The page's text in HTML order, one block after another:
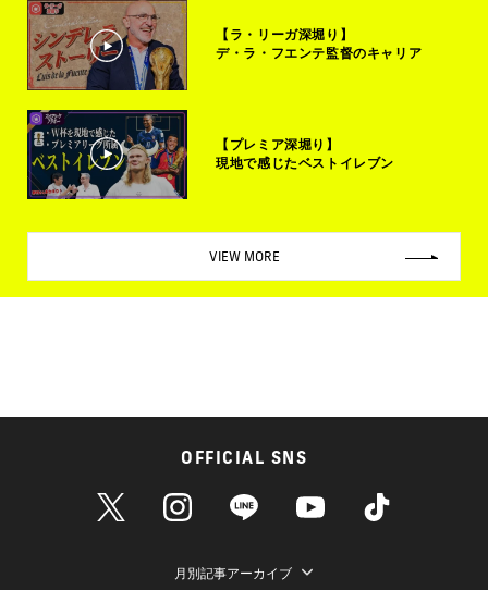
【ラ・リーガ深堀り】
デ・ラ・フエンテ監督のキャリア
【プレミア深堀り】
現地で感じたベストイレブン
VIEW MORE
OFFICIAL SNS
月別記事アーカイブ